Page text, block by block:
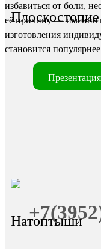
Плоскостопие
Натоптыши
избавиться от боли,
её причину — именно
изготовления
становится